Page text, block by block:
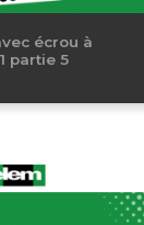
écrou à
partie 5